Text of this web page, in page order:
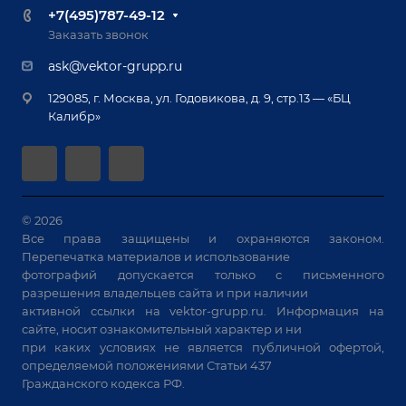
Вопрос ответ
Реквизиты
Документы
Оборудование для приварки крепежа
Приварной крепеж
Специализированные решения для сварки
Позиционеры и вращатели
Машины контактной сварки
Универсальные зажимы
Системы аспирации
Станки лазерной резки
Решения для учебных заведений
Лизинг
Гарантия
автоматизации
+7(495)787-49-12
Заказать звонок
ask@vektor-grupp.ru
129085, г. Москва, ул. Годовикова, д. 9, стр.13 — «БЦ
Калибр»
© 2026
Все права защищены и охраняются законом.
Перепечатка материалов и использование
фотографий допускается только с письменного
разрешения владельцев сайта и при наличии
активной ссылки наvektor-grupp.ru . Информация на
сайте, носит ознакомительный характер и ни
при каких условиях не является публичной офертой,
определяемой положениями Статьи 437
Гражданского кодекса РФ.